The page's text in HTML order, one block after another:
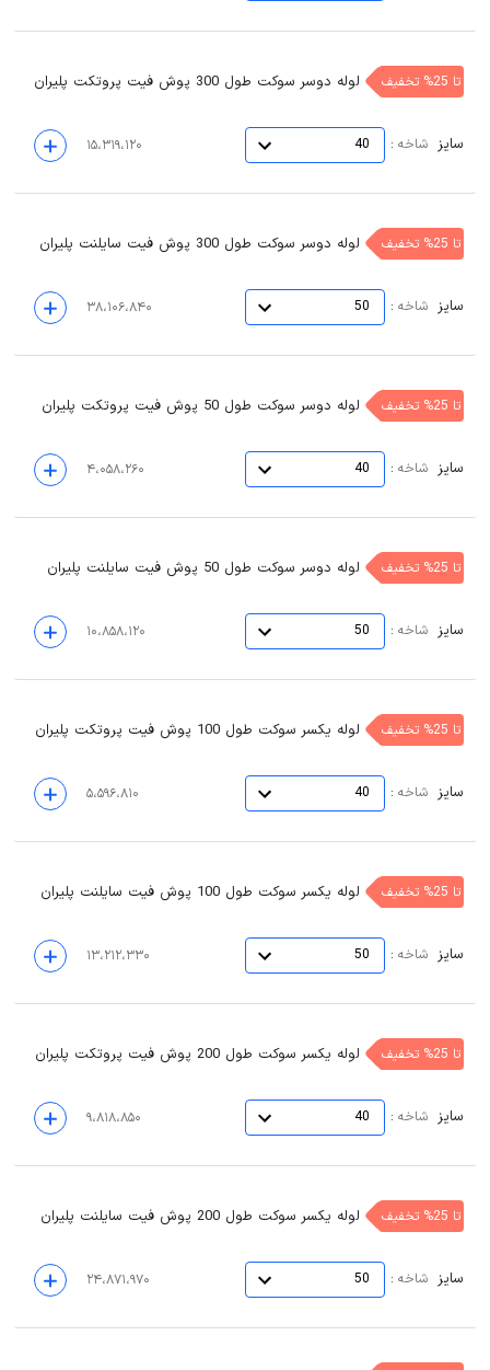
تا 25% تخفیف لوله دوسر سوکت طول 300 پوش فیت پروتکت پلیران
سایز شاخه :
40 ۱۵،۳۱۹،۱۲۰
تا 25% تخفیف لوله دوسر سوکت طول 300 پوش فیت سایلنت پلیران
سایز شاخه :
50 ۳۸،۱۰۶،۸۴۰
تا 25% تخفیف لوله دوسر سوکت طول 50 پوش فیت پروتکت پلیران
سایز شاخه :
40 ۴،۰۵۸،۲۶۰
تا 25% تخفیف لوله دوسر سوکت طول 50 پوش فیت سایلنت پلیران
سایز شاخه :
50 ۱۰،۸۵۸،۱۲۰
تا 25% تخفیف لوله یکسر سوکت طول 100 پوش فیت پروتکت پلیران
سایز شاخه :
40 ۵،۵۹۶،۸۱۰
تا 25% تخفیف لوله یکسر سوکت طول 100 پوش فیت سایلنت پلیران
سایز شاخه :
50 ۱۳،۲۱۲،۳۳۰
تا 25% تخفیف لوله یکسر سوکت طول 200 پوش فیت پروتکت پلیران
سایز شاخه :
40 ۹،۸۱۸،۸۵۰
تا 25% تخفیف لوله یکسر سوکت طول 200 پوش فیت سایلنت پلیران
سایز شاخه :
50 ۲۴،۸۷۱،۹۷۰